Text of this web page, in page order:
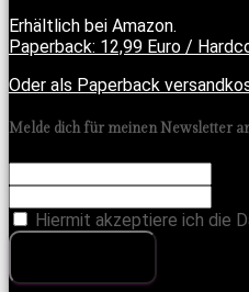
Erhältlich bei Amazon.
Paperback: 12,99 Euro /
Oder als Paperback
Melde dich für meinen Newsletter
Hiermit akzeptiere ich die